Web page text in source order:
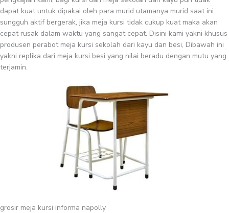
dapat kuat untuk dipakai oleh para murid utamanya murid saat ini
sungguh aktif bergerak, jika meja kursi tidak cukup kuat maka akan
cepat rusak dalam waktu yang sangat cepat. Disini kami yakni khusus
produsen perabot meja kursi sekolah dari kayu dan besi, Dibawah ini
yakni replika dari meja kursi besi yang nilai beradu dengan mutu yang
terjamin.
grosir meja kursi informa napolly